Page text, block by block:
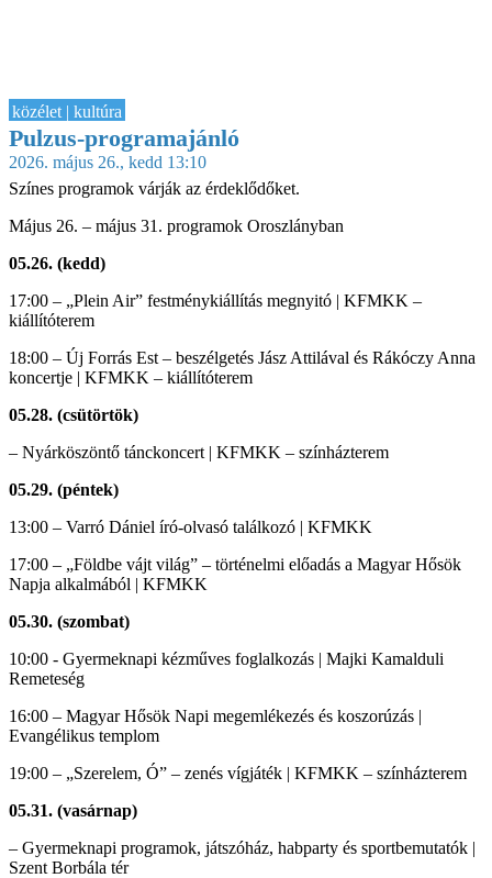
közélet | kultúra
Pulzus-programajánló
2026. május 26., kedd 13:10
Színes programok várják az érdeklődőket.
Május 26. – május 31. programok Oroszlányban
05.26. (kedd)
17:00 – „Plein Air” festménykiállítás megnyitó | KFMKK –
kiállítóterem
18:00 – Új Forrás Est – beszélgetés Jász Attilával és Rákóczy Anna
koncertje | KFMKK – kiállítóterem
05.28. (csütörtök)
– Nyárköszöntő tánckoncert | KFMKK – színházterem
05.29. (péntek)
13:00 – Varró Dániel író-olvasó találkozó | KFMKK
17:00 – „Földbe vájt világ” – történelmi előadás a Magyar Hősök
Napja alkalmából | KFMKK
05.30. (szombat)
10:00 - Gyermeknapi kézműves foglalkozás | Majki Kamalduli
Remeteség
16:00 – Magyar Hősök Napi megemlékezés és koszorúzás |
Evangélikus templom
19:00 – „Szerelem, Ó” – zenés vígjáték | KFMKK – színházterem
05.31. (vasárnap)
– Gyermeknapi programok, játszóház, habparty és sportbemutatók |
Szent Borbála tér